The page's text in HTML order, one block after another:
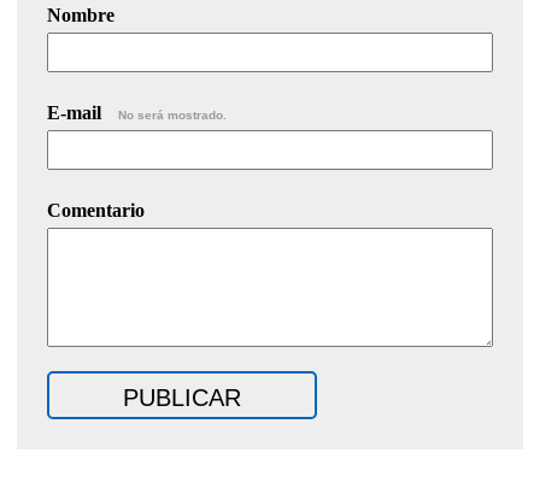
Nombre
E-mail No será mostrado.
Comentario